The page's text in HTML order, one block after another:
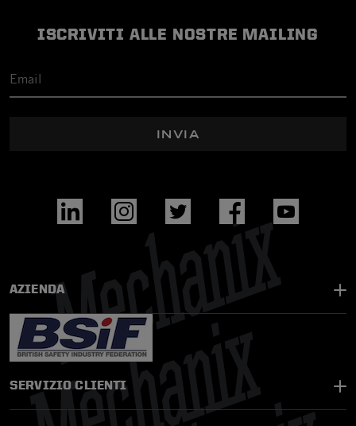
ISCRIVITI ALLE NOSTRE MAILING
INVIA
AZIENDA
SERVIZIO CLIENTI